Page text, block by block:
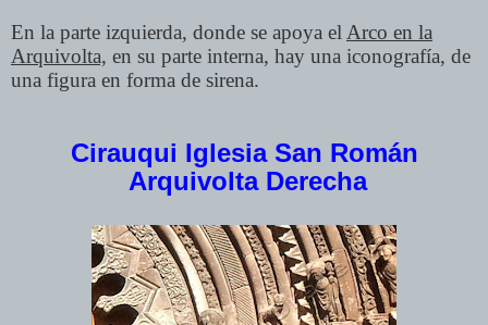
En la parte izquierda, donde se apoya elArco en la
Arquivolta, en su parte interna, hay una iconografía, de
una figura en forma de sirena.
Cirauqui Iglesia San Román
Arquivolta Derecha